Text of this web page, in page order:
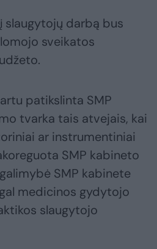
slaugytojų darbą bus
sveikatos
patikslinta SMP
tvarka tais atvejais, kai
ar instrumentiniai
SMP kabineto
SMP kabinete
medicinos gydytojo
slaugytojo